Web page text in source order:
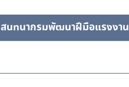
นทนากรมพัฒนาฝีมือแรงงาน